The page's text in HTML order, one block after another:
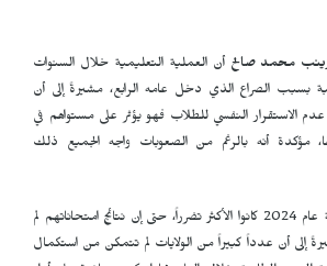
محمد صالحأن العملية التعليمية خلال السنوات
بسبب الصراع الذي دخل عامه الرابع، مشيرةً إلى أن
الاستقرار النفسي للطلاب فهو يؤثر على مستواهم في
مؤكدة أنه بالرغم من الصعوبات واجه الجميع ذلك
ونوهت إلى أن طلاب دفعة عام 2024 كانوا الأكثر تضرراً، حتى إن نتائج امتحاناتهم لم
إلى أن عدداً كبيراً من الولايات لم تتمكن من استكمال